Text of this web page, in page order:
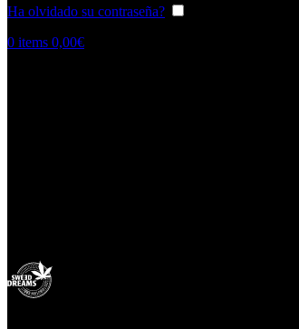
Ha olvidado su contraseña?
0 items 0,00€